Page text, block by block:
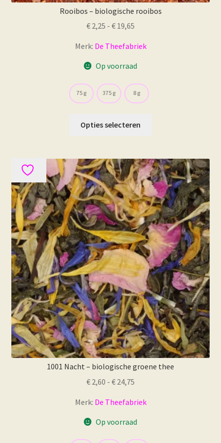
Rooibos – biologische rooibos
€ 2,25 - € 19,65
tot
€ 19,65
Merk: De Theefabriek
Op voorraad
75 g 375 g 8 g
Opties selecteren
variaties.
Deze
optie
kan
gekozen
worden
op
de
productpagina
1001 Nacht – biologische groene thee
€ 2,60 - € 24,75
tot
€ 24,75
Merk: De Theefabriek
Op voorraad